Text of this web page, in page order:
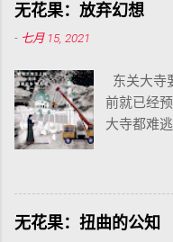
无花果：放弃幻想
- 七月 15, 2021
东关大寺
前就已经
大寺都难
结果就遭
牠们从来
态，变本
无花果：扭曲的公知